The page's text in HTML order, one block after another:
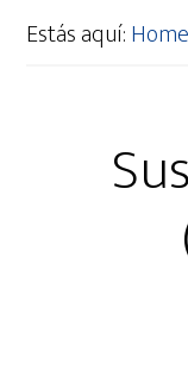
Estás aquí:Home